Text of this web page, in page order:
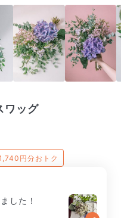
ワッグ
円分おトク
した！